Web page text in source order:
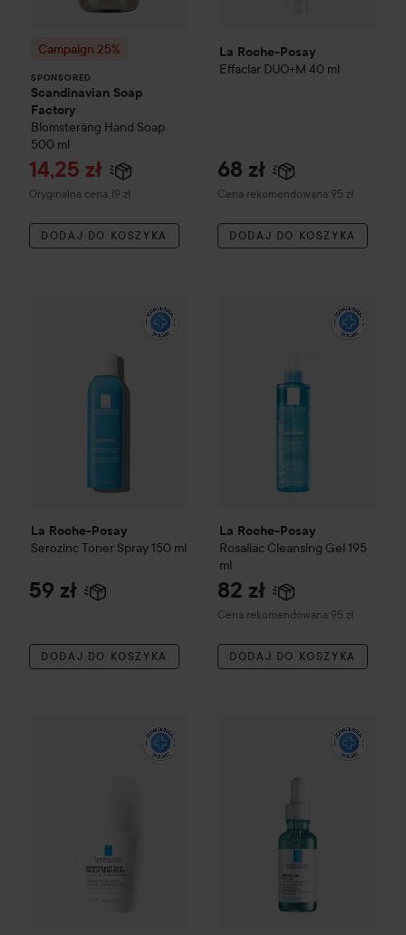
Campaign 25%
SPONSORED
Scandinavian Soap
Factory
Blomsteräng Hand Soap
500 ml
Cena promocyjna
14,25 zł
Oryginalna cena 19 zł
Cena regularna 19 zł
DODAJ DO KOSZYKA
La Roche-Posay
Effaclar DUO+M 40 ml
68 zł
Cena rekomendowana 95 zł
Zalecana cena 95 zł
DODAJ DO KOSZYKA
La Roche-Posay
SerozincToner Spray 150 ml
59 zł
DODAJ DO KOSZYKA
La Roche-Posay
Rosaliac Cleansing Gel 195
ml
82 zł
Cena rekomendowana 95 zł
Zalecana cena 95 zł
DODAJ DO KOSZYKA
Rosaliac
Effaclar